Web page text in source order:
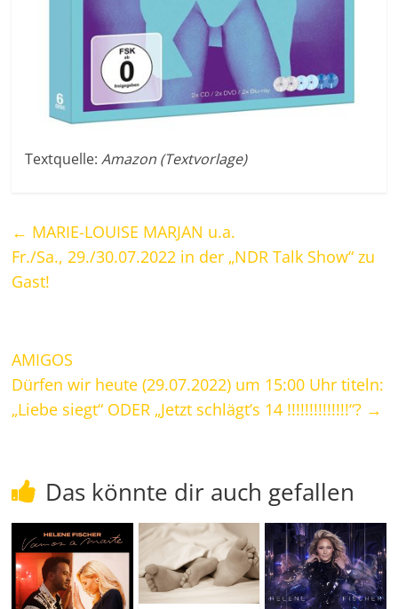
Textquelle:Amazon (Textvorlage)
← MARIE-LOUISE MARJAN u.a.
Fr./Sa., 29./30.07.2022 in der „NDR Talk Show“ zu
Gast!
AMIGOS
Dürfen wir heute (29.07.2022) um 15:00 Uhr titeln:
„Liebe siegt“ ODER „Jetzt schlägt’s 14 !!!!!!!!!!!!!!“? →
Das könnte dir auch gefallen